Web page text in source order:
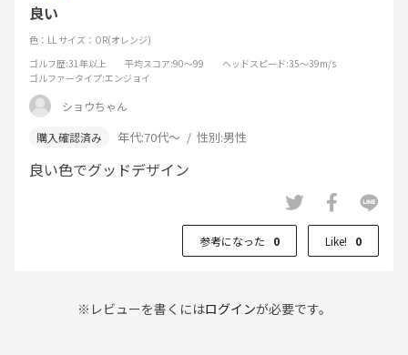
良い
色：LL サイズ：OR(オレンジ)
ゴルフ歴:31年以上 平均スコア:90～99 ヘッドスピード:35～39m/s
ゴルファータイプ:エンジョイ
ショウちゃん
年代:70代～ 性別:男性
良い色でグッドデザイン
参考になった 0 Like! 0
※レビューを書くにはログインが必要です。